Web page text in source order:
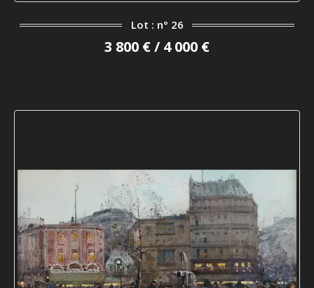
Lot : n° 26
3 800 € / 4 000 €